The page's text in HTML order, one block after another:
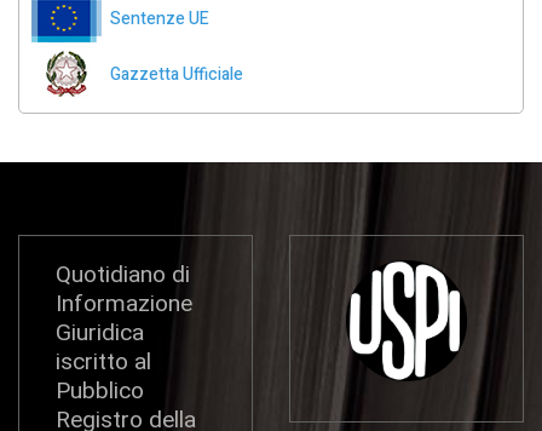
Sentenze UE
Gazzetta Ufficiale
Quotidiano di
Informazione
Giuridica
iscritto al
Pubblico
Registro della